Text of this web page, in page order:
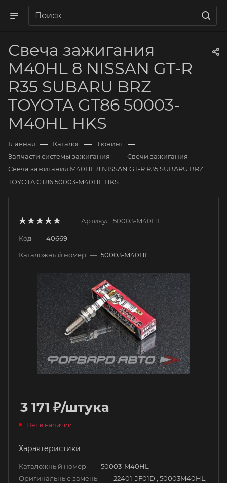
Свеча зажигания
M40HL 8 NISSAN GT-R
R35 SUBARU BRZ
TOYOTA GT86 50003-
M40HL HKS
Главная — Каталог — Тюнинг —
Запчасти системы зажигания — Свечи зажигания —
Свеча зажигания M40HL 8 NISSAN GT-R R35 SUBARU BRZ
TOYOTA GT86 50003-M40HL HKS
Артикул: 50003-M40HL
Код — 40669
Каталожный номер — 50003-M40HL
3 171 ₽/штука
Нет в наличии
Характеристики
Каталожный номер — 50003-M40HL
Оригинальные замены — 22401-JF01D , 50003M40HL,